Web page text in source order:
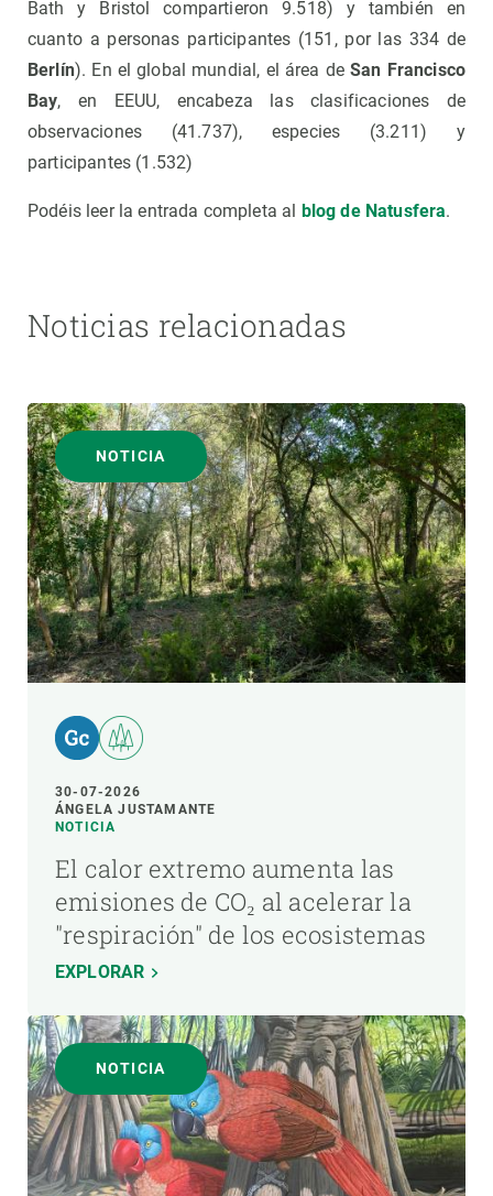
Bath y Bristol compartieron 9.518) y también en
cuanto a personas participantes (151, por las 334 de
Berlín). En el global mundial, el área de San Francisco
Bay, en EEUU, encabeza las clasificaciones de
observaciones (41.737), especies (3.211) y
participantes (1.532)
Podéis leer la entrada completa al blog de Natusfera.
Noticias relacionadas
NOTICIA
30-07-2026
ÁNGELA JUSTAMANTE
NOTICIA
El calor extremo aumenta las
emisiones de CO₂ al acelerar la
"respiración" de los ecosistemas
EXPLORAR
NOTICIA